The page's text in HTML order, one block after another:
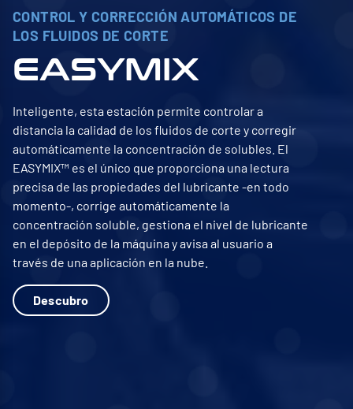
CONTROL Y CORRECCIÓN AUTOMÁTICOS DE
LOS FLUIDOS DE CORTE
EASYMIX
Inteligente, esta estación permite controlar a
distancia la calidad de los fluidos de corte y corregir
automáticamente la concentración de solubles. El
EASYMIX™ es el único que proporciona una lectura
precisa de las propiedades del lubricante -en todo
momento-, corrige automáticamente la
concentración soluble, gestiona el nivel de lubricante
en el depósito de la máquina y avisa al usuario a
través de una aplicación en la nube.
Descubro